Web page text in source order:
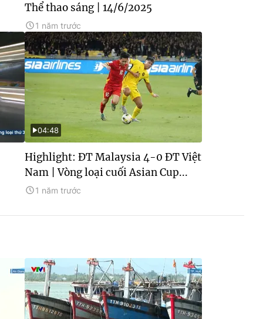
Thể thao sáng | 14/6/2025
1 năm trước
04:48
Highlight: ĐT Malaysia 4-0 ĐT Việt
Nam | Vòng loại cuối Asian Cup...
1 năm trước